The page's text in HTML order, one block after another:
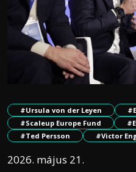
#Ursula von der Leyen
#Scaleup Europe Fund
#Ted Persson
#Victor
2026. május 21.